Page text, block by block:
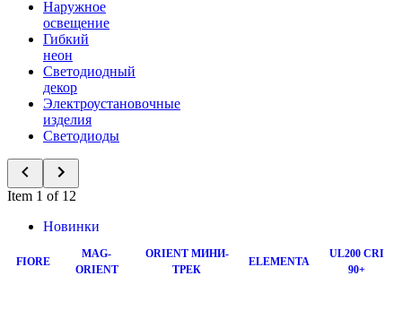
Наружное
освещение
Гибкий
неон
Светодиодный
декор
Электроустановочные
изделия
Светодиоды
Item 1 of 12
Новинки
FIORE
MAG-
ORIENT
ORIENT МИНИ-
ТРЕК
ELEMENTA
UL200 CRI
90+